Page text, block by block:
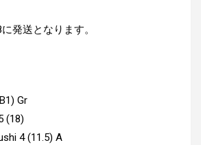
発送となります。
Gr
(18)
4 (11.5) A